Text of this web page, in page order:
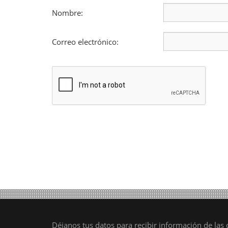
Nombre:
Correo electrónico:
Déjanos tus datos para recibir información de